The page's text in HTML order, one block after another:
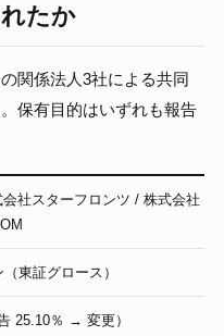
たか
関係法人3社による共同
保有目的はいずれも報告
社スターフロンツ / 株式会社
東証グロース）
25.10％ → 変更）